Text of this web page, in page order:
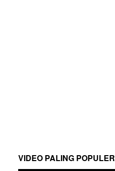
VIDEO PALING POPULER